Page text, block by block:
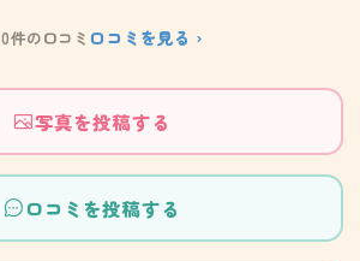
0件の口コミ 口コミを見る ›
写真を投稿する
口コミを投稿する